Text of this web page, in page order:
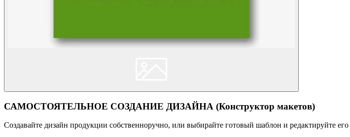
САМОСТОЯТЕЛЬНОЕ СОЗДАНИЕ ДИЗАЙНА (Конструктор макетов)
Создавайте дизайн продукции собственноручно, или выбирайте готовый шаблон и редактируйте